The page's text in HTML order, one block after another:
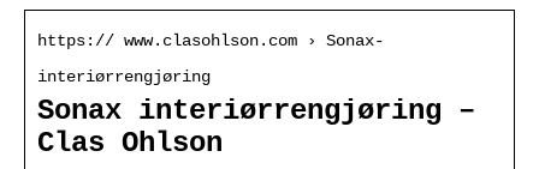
https:// www.clasohlson.com › Sonax-
interiørrengjøring
Sonax interiørrengjøring –
Clas Ohlson